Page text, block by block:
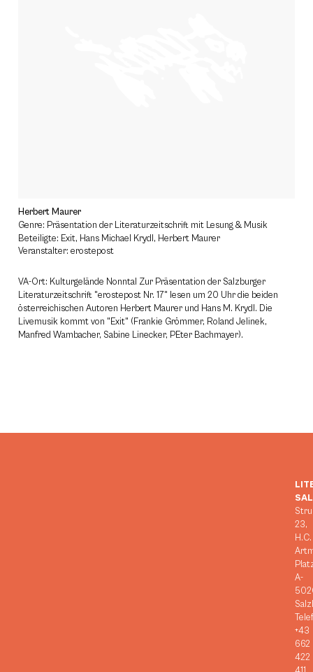
Herbert Maurer
Genre: Präsentation der Literaturzeitschrift mit Lesung & Musik
Beteiligte: Exit, Hans Michael Krydl, Herbert Maurer
Veranstalter: erostepost
VA-Ort: Kulturgelände Nonntal Zur Präsentation der Salzburger
Literaturzeitschrift "erostepost Nr. 17" lesen um 20 Uhr die beiden
österreichischen Autoren Herbert Maurer und Hans M. Krydl. Die
Livemusik kommt von "Exit" (Frankie Grömmer, Roland Jelinek,
Manfred Wambacher, Sabine Linecker, PEter Bachmayer).
23,
H.C.
A-
+43
662
422